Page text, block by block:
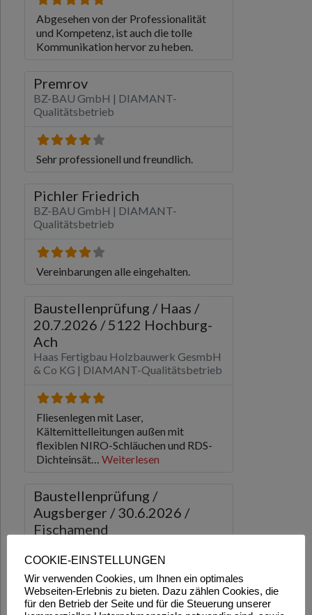
COOKIE-EINSTELLUNGEN
Wir verwenden Cookies, um Ihnen ein optimales
Webseiten-Erlebnis zu bieten. Dazu zählen Cookies, die
für den Betrieb der Seite und für die Steuerung unserer